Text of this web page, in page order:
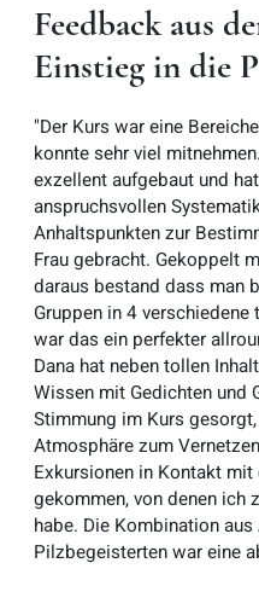
Feedback aus
Einstieg in die
"Der Kurs war eine
konnte sehr viel
exzellent aufgebaut und
anspruchsvollen
Anhaltspunkten zur
Frau gebracht. Gekoppelt
daraus bestand dass man
Gruppen in 4
war das ein perfekter
Dana hat neben tollen
Wissen mit Gedichten und
Stimmung im Kurs
Atmosphäre zum
Exkursionen in Kontakt
gekommen, von denen ich
habe. Die Kombination
Pilzbegeisterten war eine